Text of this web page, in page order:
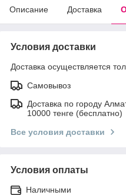
Описание Доставка
Условия доставки
Доставка осуществляется
Самовывоз
Доставка по городу
10000 тенге (бесплатно)
Все условия доставки
Условия оплаты
Наличными